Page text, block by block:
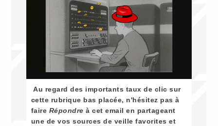
Au regard des importants taux de clic sur
cette rubrique bas placée, n'hésitez pas à
faire Répondreà cet email en partageant
une de vos sources de veille favorites et